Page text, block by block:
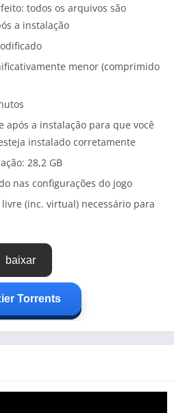
todos os arquivos são
a instalação
menor (comprimido
após a instalação para que você
instalado corretamente
28,2 GB
nas configurações do jogo
livre (inc. virtual) necessário para
baixar
Torrents